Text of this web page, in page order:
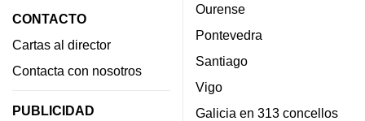
CONTACTO
Cartas al director
Contacta con nosotros
PUBLICIDAD
Ourense
Pontevedra
Santiago
Vigo
Galicia en 313 concellos